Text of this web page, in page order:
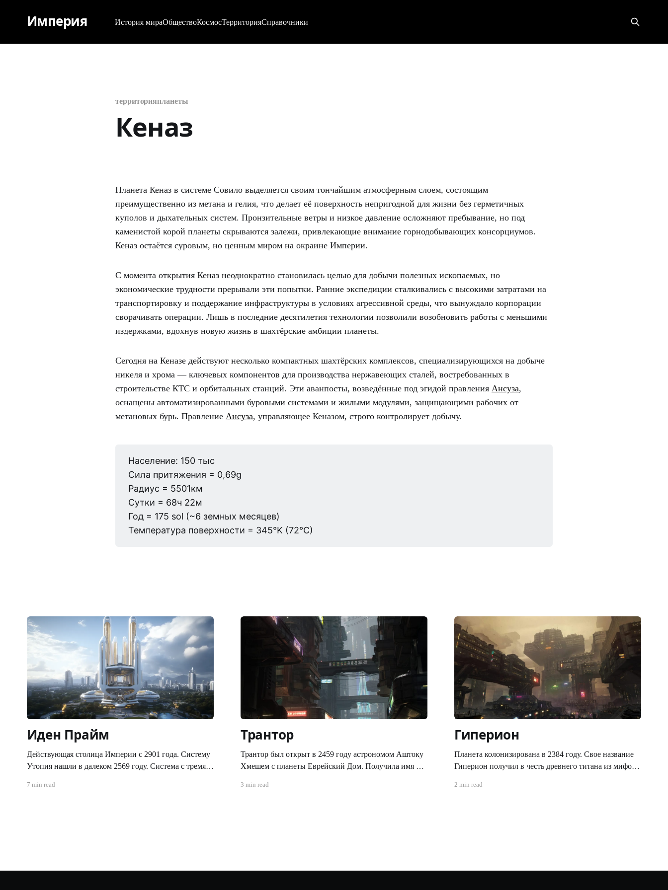
Империя История мираОбществоКосмосТерриторияСправочники
территорияпланеты
Кеназ
Планета Кеназ в системе Совило выделяется своим тончайшим атмосферным слоем, состоящим
преимущественно из метана и гелия, что делает её поверхность непригодной для жизни без герметичных
куполов и дыхательных систем. Пронзительные ветры и низкое давление осложняют пребывание, но под
каменистой корой планеты скрываются залежи, привлекающие внимание горнодобывающих консорциумов.
Кеназ остаётся суровым, но ценным миром на окраине Империи.
С момента открытия Кеназ неоднократно становилась целью для добычи полезных ископаемых, но
экономические трудности прерывали эти попытки. Ранние экспедиции сталкивались с высокими затратами на
транспортировку и поддержание инфраструктуры в условиях агрессивной среды, что вынуждало корпорации
сворачивать операции. Лишь в последние десятилетия технологии позволили возобновить работы с меньшими
издержками, вдохнув новую жизнь в шахтёрские амбиции планеты.
Сегодня на Кеназе действуют несколько компактных шахтёрских комплексов, специализирующихся на добыче
никеля и хрома — ключевых компонентов для производства нержавеющих сталей, востребованных в
строительстве КТС и орбитальных станций. Эти аванпосты, возведённые под эгидой правления Ансуза,
оснащены автоматизированными буровыми системами и жилыми модулями, защищающими рабочих от
метановых бурь. Правление Ансуза, управляющее Кеназом, строго контролирует добычу.
Население: 150 тыс
Сила притяжения = 0,69g
Радиус = 5501км
Сутки = 68ч 22м
Год = 175 sol (~6 земных месяцев)
Температура поверхности = 345°K (72°C)
Иден Прайм
Действующая столица Империи c 2901 года. Систему
Утопия нашли в далеком 2569 году. Система с тремя
7 min read
Трантор
Трантор был открыт в 2459 году астрономом Аштоку
Хмешем с планеты Еврейский Дом. Получила имя в
3 min read
Гиперион
Планета колонизирована в 2384 году. Свое название
Гиперион получил в честь древнего титана из мифов
2 min read